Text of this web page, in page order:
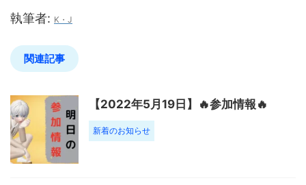
執筆者: K・J
関連記事
【2022年5月19日】🔥参加情報🔥
新着のお知らせ